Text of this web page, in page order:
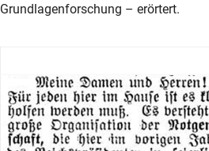
Grundlagenforschung – erörtert.